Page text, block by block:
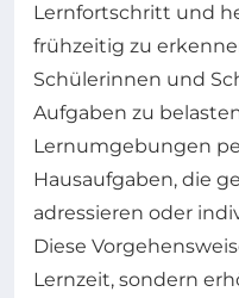
Lernfortschritt und
frühzeitig zu
Schülerinnen und
Aufgaben zu
Lernumgebungen
Hausaufgaben, die
adressieren oder
Diese
Lernzeit, sondern